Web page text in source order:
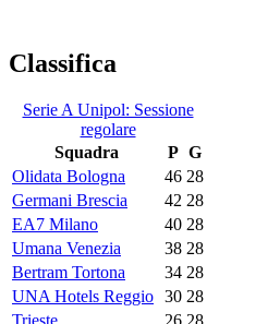
Classifica
Serie A Unipol: Sessione
regolare
Squadra
P G
Olidata Bologna
46 28
Germani Brescia
42 28
EA7 Milano
40 28
Umana Venezia
38 28
Bertram Tortona
34 28
UNA Hotels Reggio 30 28
Trieste
26 28